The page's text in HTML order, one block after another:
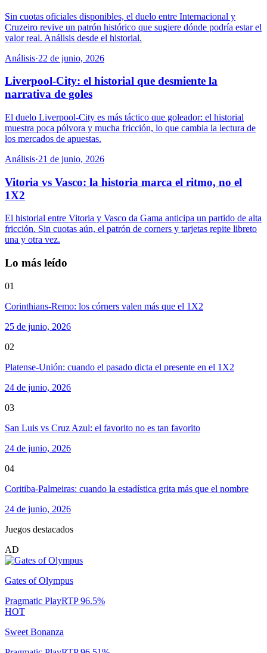
Sin cuotas oficiales disponibles, el duelo entre Internacional y
Cruzeiro revive un patrón histórico que sugiere dónde podría estar el
valor real. Análisis desde el historial.
Análisis·22 de junio, 2026
Liverpool-City: el historial que desmiente la
narrativa de goles
El duelo Liverpool-City es más táctico que goleador: el historial
muestra poca pólvora y mucha fricción, lo que cambia la lectura de
los mercados de apuestas.
Análisis·21 de junio, 2026
Vitoria vs Vasco: la historia marca el ritmo, no el
1X2
El historial entre Vitoria y Vasco da Gama anticipa un partido de alta
fricción. Sin cuotas aún, el patrón de corners y tarjetas repite libreto
una y otra vez.
Lo más leído
01
Corinthians-Remo: los córners valen más que el 1X2
25 de junio, 2026
02
Platense-Unión: cuando el pasado dicta el presente en el 1X2
24 de junio, 2026
03
San Luis vs Cruz Azul: el favorito no es tan favorito
24 de junio, 2026
04
Coritiba-Palmeiras: cuando la estadística grita más que el nombre
24 de junio, 2026
Juegos destacados
AD
Gates of Olympus
Pragmatic PlayRTP96.5%
HOT
Sweet Bonanza